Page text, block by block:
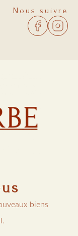
Nous suivre
biens